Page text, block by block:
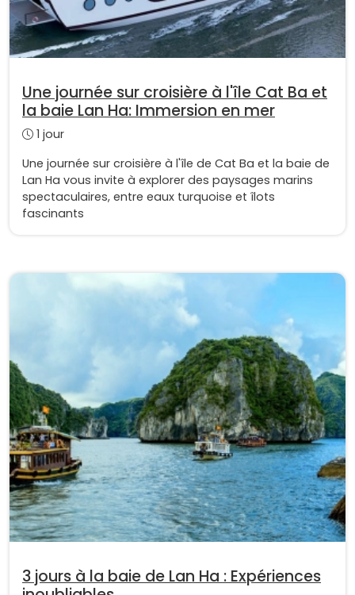
Une journée sur croisière à l'île Cat Ba et
la baie Lan Ha: Immersion en mer
1 jour
Une journée sur croisière à l'île de Cat Ba et la baie de
Lan Ha vous invite à explorer des paysages marins
spectaculaires, entre eaux turquoise et îlots
fascinants
3 jours à la baie de Lan Ha : Expériences